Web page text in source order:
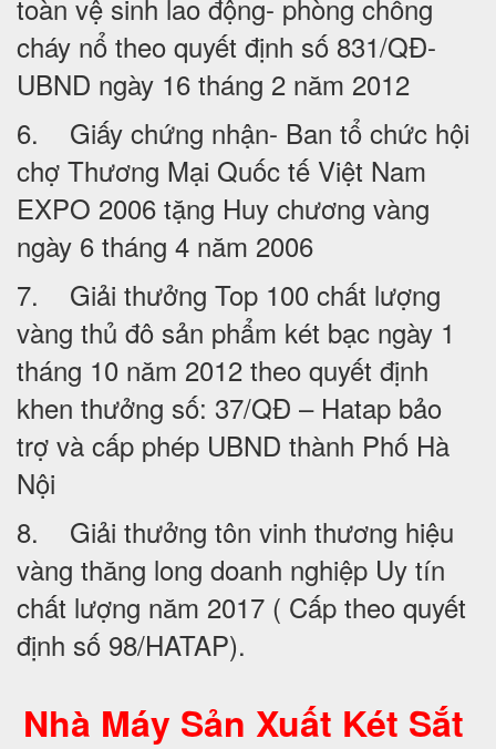
toàn vệ sinh lao động- phòng chống
cháy nổ theo quyết định số 831/QĐ-
UBND ngày 16 tháng 2 năm 2012
6. Giấy chứng nhận- Ban tổ chức hội
chợ Thương Mại Quốc tế Việt Nam
EXPO 2006 tặng Huy chương vàng
ngày 6 tháng 4 năm 2006
7. Giải thưởng Top 100 chất lượng
vàng thủ đô sản phẩm két bạc ngày 1
tháng 10 năm 2012 theo quyết định
khen thưởng số: 37/QĐ – Hatap bảo
trợ và cấp phép UBND thành Phố Hà
Nội
8. Giải thưởng tôn vinh thương hiệu
vàng thăng long doanh nghiệp Uy tín
chất lượng năm 2017 ( Cấp theo quyết
định số 98/HATAP).
Nhà Máy Sản Xuất Két Sắt